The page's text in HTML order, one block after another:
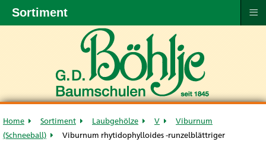
Home Sortiment Laubgehölze V
Viburnum
(Schneeball)
Viburnum rhytidophylloides -runzelblättriger
Sortiment ≡